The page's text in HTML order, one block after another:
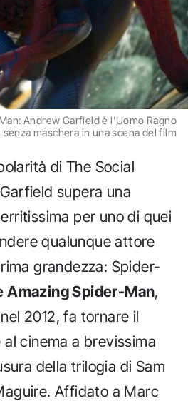
Andrew Garfield è l'Uomo Ragno
senza maschera in una scena del film
di The Social
supera una
per uno di quei
qualunque attore
grandezza: Spider-
Amazing Spider-Man,
2012, fa tornare il
cinema a brevissima
della trilogia di Sam
Affidato a Marc